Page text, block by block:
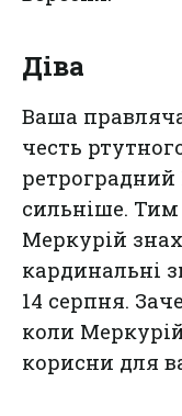
Діва
Ваша
честь
сильніше.
Меркурій
кардинальні
14 серпня.
коли
корисни для